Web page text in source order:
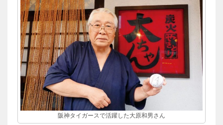
阪神タイガースで活躍した大原和男さん